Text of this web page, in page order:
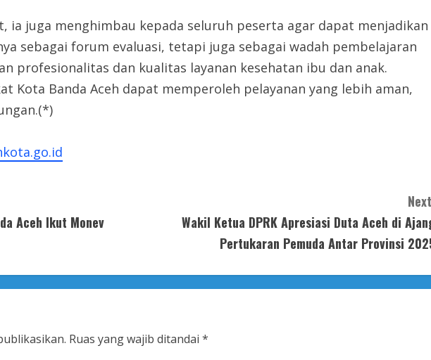
ia juga menghimbau kepada seluruh peserta agar dapat menjadikan
sebagai forum evaluasi, tetapi juga sebagai wadah pembelajaran
profesionalitas dan kualitas layanan kesehatan ibu dan anak.
Kota Banda Aceh dapat memperoleh pelayanan yang lebih aman,
Aceh Ikut Monev
Wakil Ketua DPRK Apresiasi Duta Aceh di
Pertukaran Pemuda Antar Provinsi
Ruas yang wajib ditandai *